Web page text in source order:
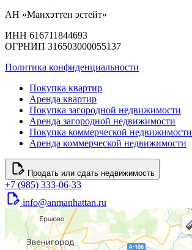
АН «Манхэттен эстейт»
ИНН 616711844693
ОГРНИП 316503000055137
Политика конфиденциальности
Покупка квартир
Аренда квартир
Покупка загородной недвижимости
Аренда загородной недвижимости
Покупка коммерческой недвижимости
Аренда коммерческой недвижимости
Продать или сдать недвижимость
+7 (985) 333-06-33
info@anmanhattan.ru